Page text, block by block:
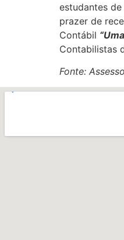
estudantes
prazer de
Contábil
Contabilistas
Fonte: